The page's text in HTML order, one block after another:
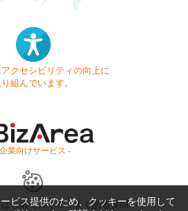
クセシビリティの向上に
組んでいます。
業向けサービス -
はじめてガイド よくある質問
ビス提供のため、クッキーを使用して